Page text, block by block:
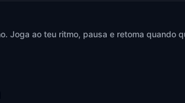
Joga ao teu ritmo, pausa e retoma quando